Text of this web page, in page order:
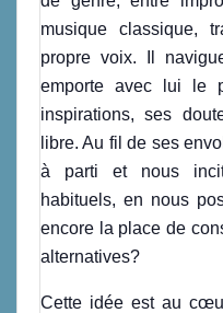
musique classique,
propre voix. Il
emporte avec lui le
inspirations, ses
libre. Au fil de ses
à parti et nous
habituels, en nous
encore la place de
alternatives?
Cette idée est au